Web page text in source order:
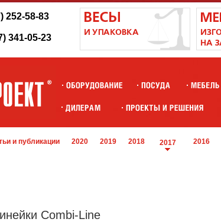
252-58-83
341-05-23
и публикации 2020 2019 2018 2017 2016
Combi-Line